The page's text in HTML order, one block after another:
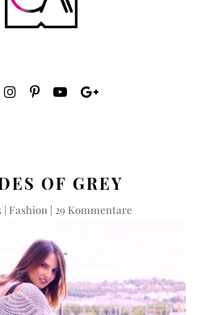
OF GREY
| Fashion | 29 Kommentare